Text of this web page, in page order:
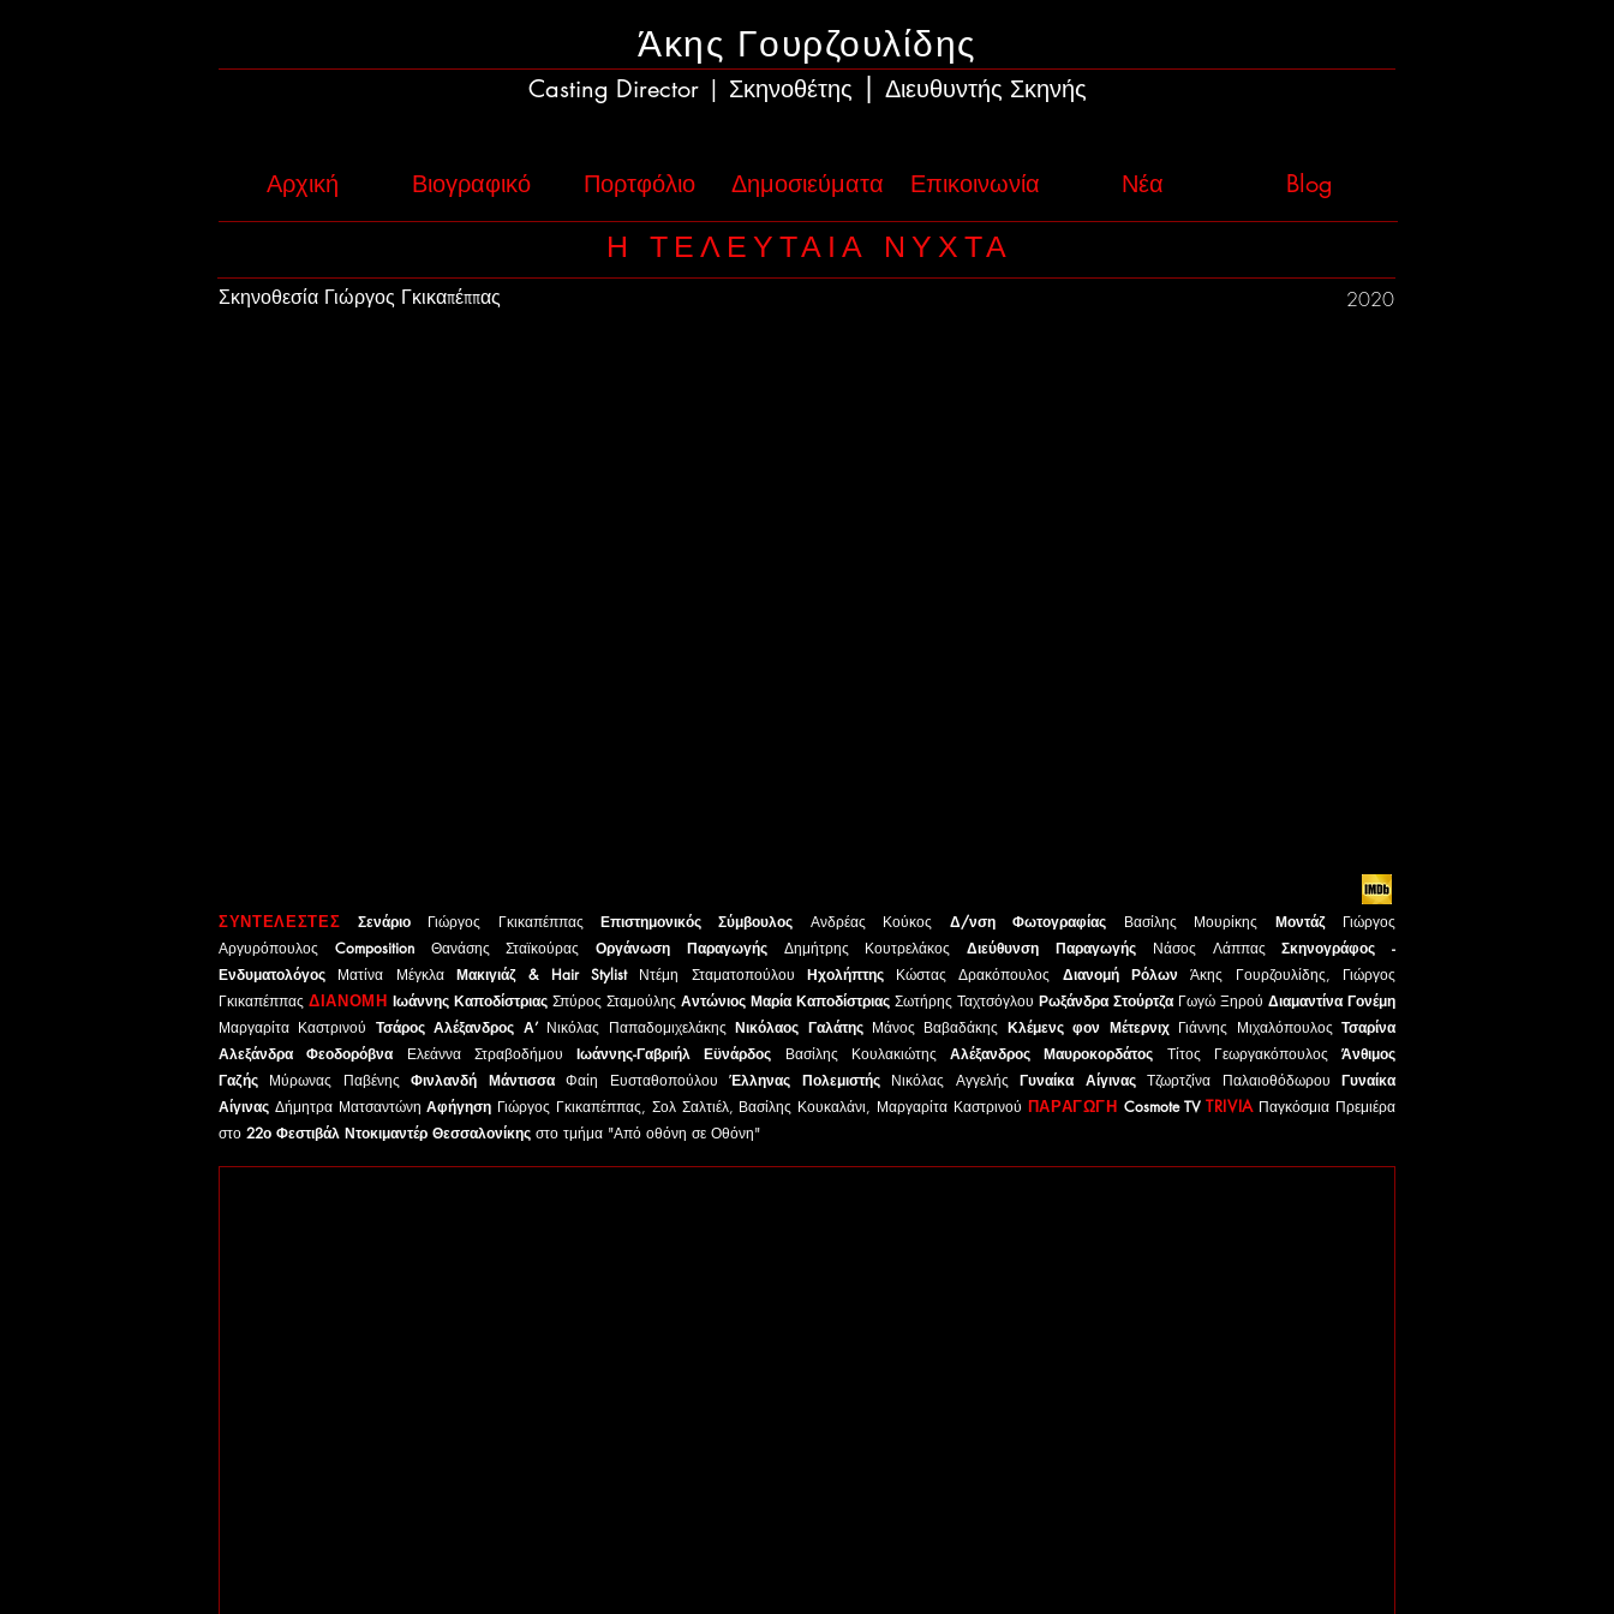
Άκης Γουρζουλίδης
Casting Director | Σκηνοθέτης | Διευθυντής Σκηνής
Αρχική Βιογραφικό Πορτφόλιο Δημοσιεύματα Επικοινωνία Νέα Blog
Η ΤΕΛΕΥΤΑΙΑ ΝΥΧΤΑ
Σκηνοθεσία Γιώργος Γκικαπέππας 2020
ΣΥΝΤΕΛΕΣΤΕΣ ΣενάριοΓιώργος Γκικαπέππας Επιστημονικός Σύμβουλος Ανδρέας Κούκος Δ/νση Φωτογραφίας Βασίλης Μουρίκης Μοντάζ Γιώργος
Αργυρόπουλος CompositionΘανάσης ΣταϊκούραςΟργάνωση ΠαραγωγήςΔημήτρης ΚουτρελάκοςΔιεύθυνση ΠαραγωγήςΝάσος ΛάππαςΣκηνογράφος -
Ενδυματολόγος Ματίνα Μέγκλα Μακιγιάζ & Hair StylistΝτέμη Σταματοπούλου ΗχολήπτηςΚώστας Δρακόπουλος Διανομή Ρόλων Άκης Γουρζουλίδης, Γιώργος
ΓκικαπέππαςΔΙΑΝΟΜΗ Ιωάννης Καποδίστριας Σπύρος Σταμούλης Αντώνιος Μαρία Καποδίστριας Σωτήρης Ταχτσόγλου Ρωξάνδρα Στούρτζα Γωγώ ΞηρούΔιαμαντίνα Γονέμη
Μαργαρίτα Καστρινού Τσάρος Αλέξανδρος Α’ Νικόλας ΠαπαδομιχελάκηςΝικόλαος ΓαλάτηςΜάνος Βαβαδάκης Κλέμενς φον Μέτερνιχ Γιάννης Μιχαλόπουλος Τσαρίνα
Αλεξάνδρα Φεοδορόβνα Ελεάννα Στραβοδήμου Ιωάννης-Γαβριήλ Εϋνάρδος Βασίλης Κουλακιώτης Αλέξανδρος Μαυροκορδάτος Τίτος Γεωργακόπουλος Άνθιμος
Γαζής Μύρωνας ΠαβένηςΦινλανδή ΜάντισσαΦαίη ΕυσταθοπούλουΈλληνας Πολεμιστής Νικόλας ΑγγελήςΓυναίκα ΑίγιναςΤζωρτζίνα ΠαλαιοθόδωρουΓυναίκα
Αίγινας Δήμητρα Ματσαντώνη Αφήγηση Γιώργος Γκικαπέππας, Σολ Σαλτιέλ, Βασίλης Κουκαλάνι, Μαργαρίτα Καστρινού ΠΑΡΑΓΩΓΗ Cosmote TV TRIVIAΠαγκόσμια Πρεμιέρα
στο 22ο Φεστιβάλ Ντοκιμαντέρ Θεσσαλονίκης στο τμήμα "Από οθόνη σε Οθόνη"